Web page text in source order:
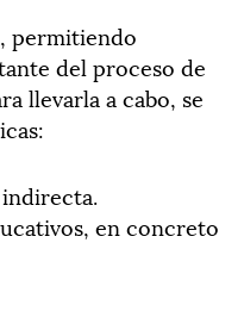
permitiendo
del proceso de
llevarla a cabo, se
en concreto